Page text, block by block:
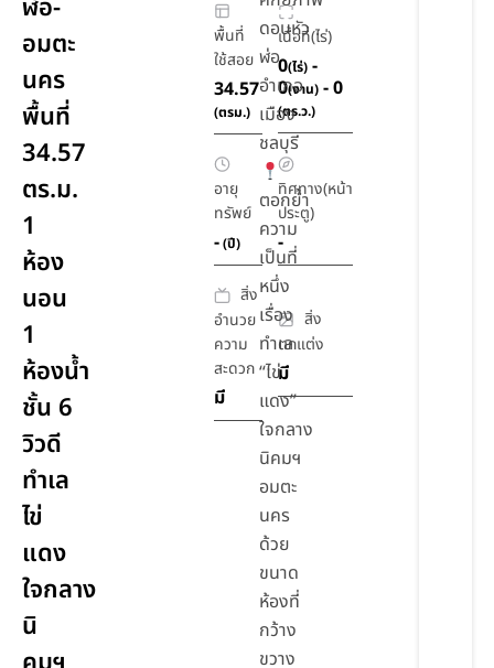
ฬ่อ-
อมตะ
นคร
พื้นที่
34.57
ตร.ม.
1
ห้อง
นอน
1
ห้องน้ำ
ชั้น 6
วิวดี
ทำเล
ไข่
แดง
ใจกลาง
นิ
พื้นที่
ใช้สอย
34.57
(ตรม.)
เนื้อที่(ไร่)
0(ไร่) -
0(งาน) - 0
(ตร.ว.)
อายุ
ทรัพย์
-(ปี)
ทิศทาง(หน้า
ประตู)
-
สิ่ง
อำนวย
ความ
สะดวก
มี
สิ่ง
ตกแต่ง
มี
ดอนหัว
ฬ่อ
อำเภอ
เมือง
ชลบุรี
ตอกย้ำ
ความ
เป็นที่
หนึ่ง
เรื่อง
ทำเล
“ไข่
แดง”
ใจกลาง
นิคมฯ
อมตะ
นคร
ด้วย
ขนาด
ห้องที่
กว้าง
ขวาง